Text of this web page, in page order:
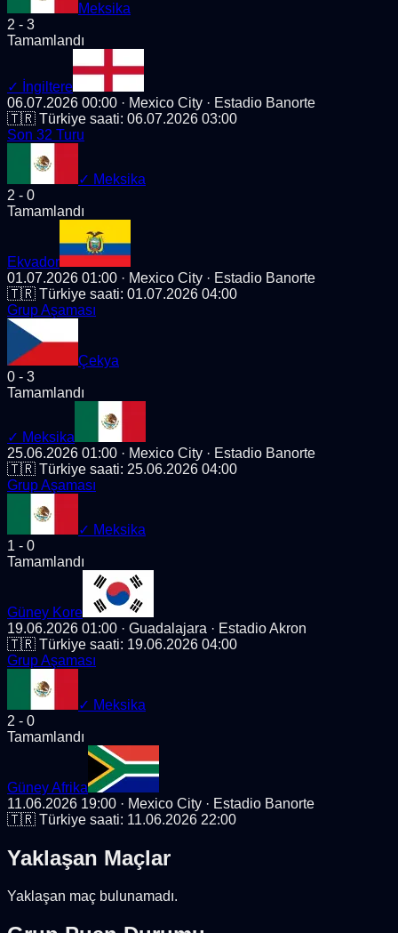
Meksika
2 - 3
Tamamlandı
✓
İngiltere
06.07.2026 00:00 · Mexico City · Estadio Banorte
🇹🇷 Türkiye saati: 06.07.2026 03:00
Son 32 Turu
✓ Meksika
2 - 0
Tamamlandı
Ekvador
01.07.2026 01:00 · Mexico City · Estadio Banorte
🇹🇷 Türkiye saati: 01.07.2026 04:00
Grup Aşaması
Çekya
0 - 3
Tamamlandı
✓ Meksika
25.06.2026 01:00 · Mexico City · Estadio Banorte
🇹🇷 Türkiye saati: 25.06.2026 04:00
Grup Aşaması
✓ Meksika
1 - 0
Tamamlandı
Güney Kore
19.06.2026 01:00 · Guadalajara · Estadio Akron
🇹🇷 Türkiye saati: 19.06.2026 04:00
Grup Aşaması
✓ Meksika
2 - 0
Tamamlandı
Güney Afrika
11.06.2026 19:00 · Mexico City · Estadio Banorte
🇹🇷 Türkiye saati: 11.06.2026 22:00
Yaklaşan Maçlar
Yaklaşan maç bulunamadı.